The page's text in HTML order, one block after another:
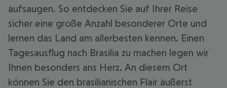
aufsaugen. So entdecken Sie auf Ihrer Reise
sicher eine große Anzahl besonderer Orte und
lernen das Land am allerbesten kennen. Einen
Tagesausflug nach Brasilia zu machen legen wir
Ihnen besonders ans Herz. An diesem Ort
können Sie den brasilianischen Flair äußerst